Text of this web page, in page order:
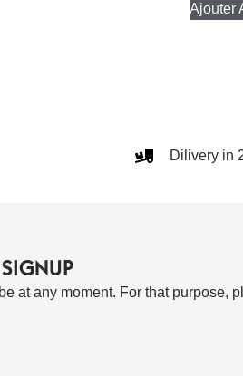
Ajouter
Dilivery in
at any moment. For that purpose,